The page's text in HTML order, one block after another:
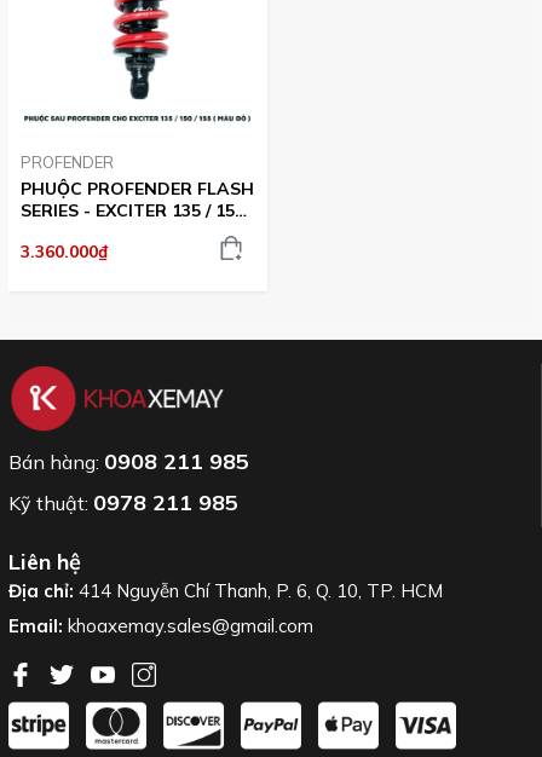
PROFENDER
PHUỘC PROFENDER FLASH
SERIES - EXCITER 135 / 150 /
3.360.000₫
Bán hàng: 0908 211 985
Kỹ thuật: 0978 211 985
Liên hệ
Địa chỉ: 414 Nguyễn Chí Thanh, P. 6, Q. 10, TP. HCM
Email: khoaxemay.sales@gmail.com